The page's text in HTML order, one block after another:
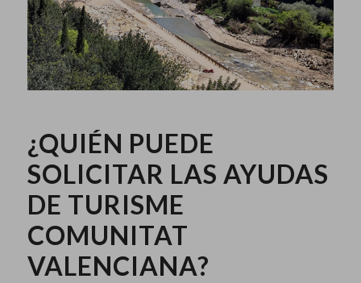
¿QUIÉN PUEDE
SOLICITAR LAS AYUDAS
DE TURISME
COMUNITAT
VALENCIANA?